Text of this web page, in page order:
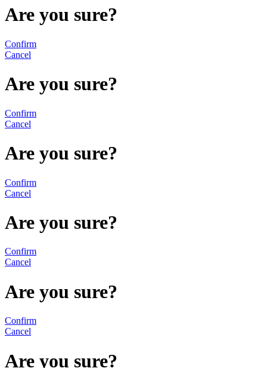
Are you sure?
Confirm
Cancel
Are you sure?
Confirm
Cancel
Are you sure?
Confirm
Cancel
Are you sure?
Confirm
Cancel
Are you sure?
Confirm
Cancel
Are you sure?